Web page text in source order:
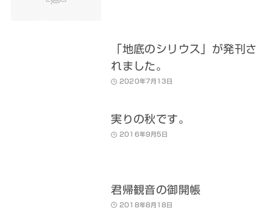
「地底のシリウス」が発刊さ
れました。
2020年7月13日
実りの秋です。
2016年9月5日
君帰観音の御開帳
2018年8月18日